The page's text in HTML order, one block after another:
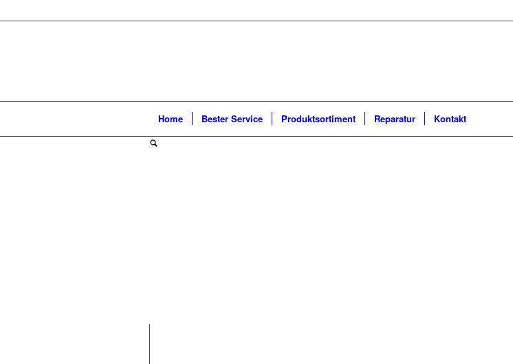
Home Bester Service Produktsortiment Reparatur Kontakt